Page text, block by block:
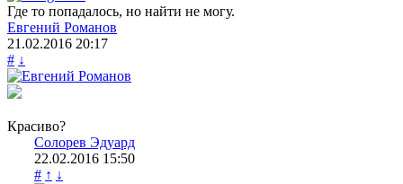
Где то попадалось, но найти не могу.
Евгений Романов
21.02.2016 20:17
# ↓
Красиво?
Солорев Эдуард
22.02.2016 15:50
# ↑ ↓